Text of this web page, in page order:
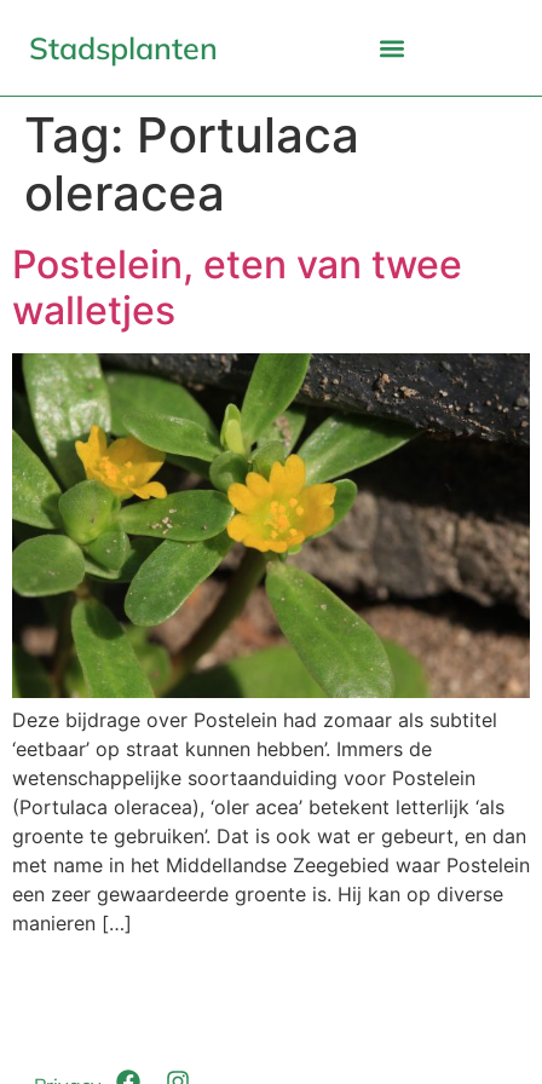
Stadsplanten
Tag: Portulaca
oleracea
Postelein, eten van twee
walletjes
Deze bijdrage over Postelein had zomaar als subtitel
‘eetbaar’ op straat kunnen hebben’. Immers de
wetenschappelijke soortaanduiding voor Postelein
(Portulaca oleracea), ‘oler acea’ betekent letterlijk ‘als
groente te gebruiken’. Dat is ook wat er gebeurt, en dan
met name in het Middellandse Zeegebied waar Postelein
een zeer gewaardeerde groente is. Hij kan op diverse
manieren […]